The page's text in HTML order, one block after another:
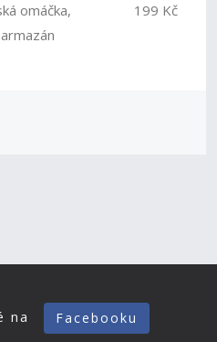
omáčka,
199 Kč
na Facebooku